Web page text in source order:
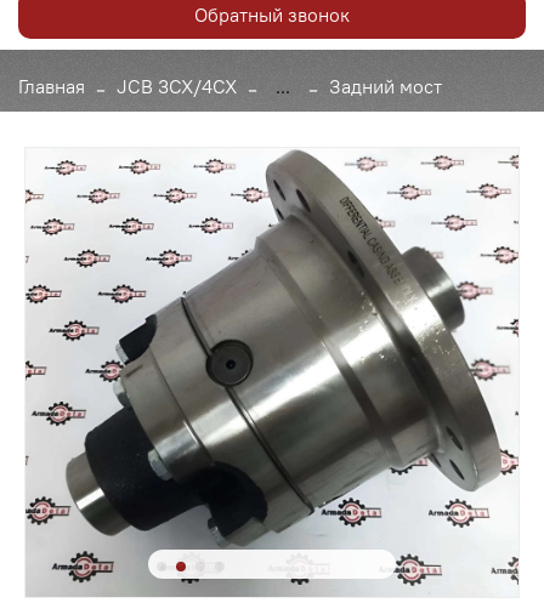
Главная JCB 3CX/4CX ... Задний мост
Обратный звонок